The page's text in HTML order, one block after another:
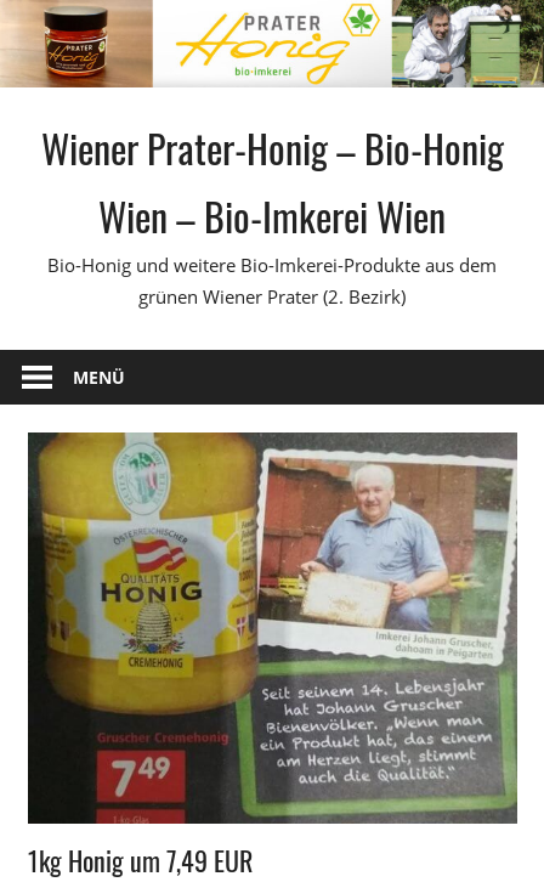
Inhalt
springen
Wiener Prater-Honig – Bio-Honig
Wien – Bio-Imkerei Wien
Bio-Honig und weitere Bio-Imkerei-Produkte aus dem
grünen Wiener Prater (2. Bezirk)
MENÜ
Honig
1kg Honig um 7,49 EUR